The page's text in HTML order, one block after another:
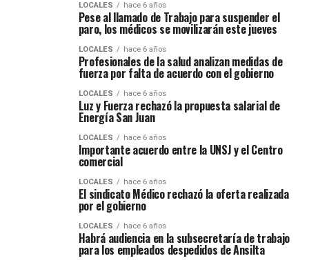
LOCALES hace 6 años
Pese al llamado de Trabajo para suspender el
paro, los médicos se movilizarán este jueves
LOCALES hace 6 años
Profesionales de la salud analizan medidas de
fuerza por falta de acuerdo con el gobierno
LOCALES hace 6 años
Luz y Fuerza rechazó la propuesta salarial de
Energía San Juan
LOCALES hace 6 años
Importante acuerdo entre la UNSJ y el Centro
comercial
LOCALES hace 6 años
El sindicato Médico rechazó la oferta realizada
por el gobierno
LOCALES hace 6 años
Habrá audiencia en la subsecretaría de trabajo
para los empleados despedidos de Ansilta